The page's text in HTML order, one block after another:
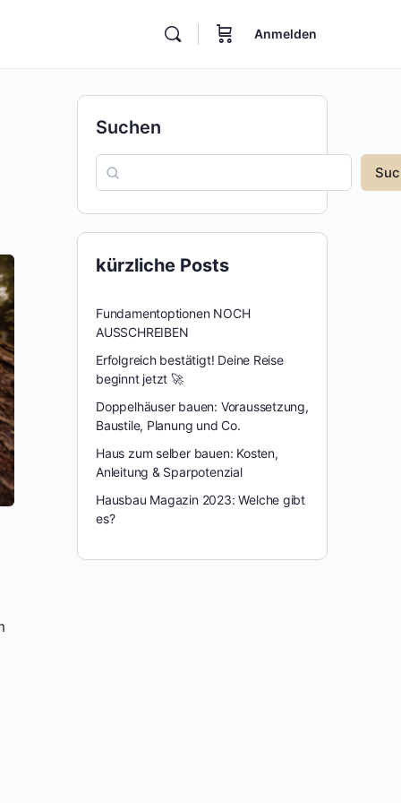
Anmelden
Suchen
kürzliche Posts
Fundamentoptionen NOCH
AUSSCHREIBEN
Erfolgreich bestätigt! Deine Reise
beginnt jetzt 🚀
Doppelhäuser bauen: Voraussetzung,
Baustile, Planung und Co.
Haus zum selber bauen: Kosten,
Anleitung & Sparpotenzial
Hausbau Magazin 2023: Welche gibt
es?